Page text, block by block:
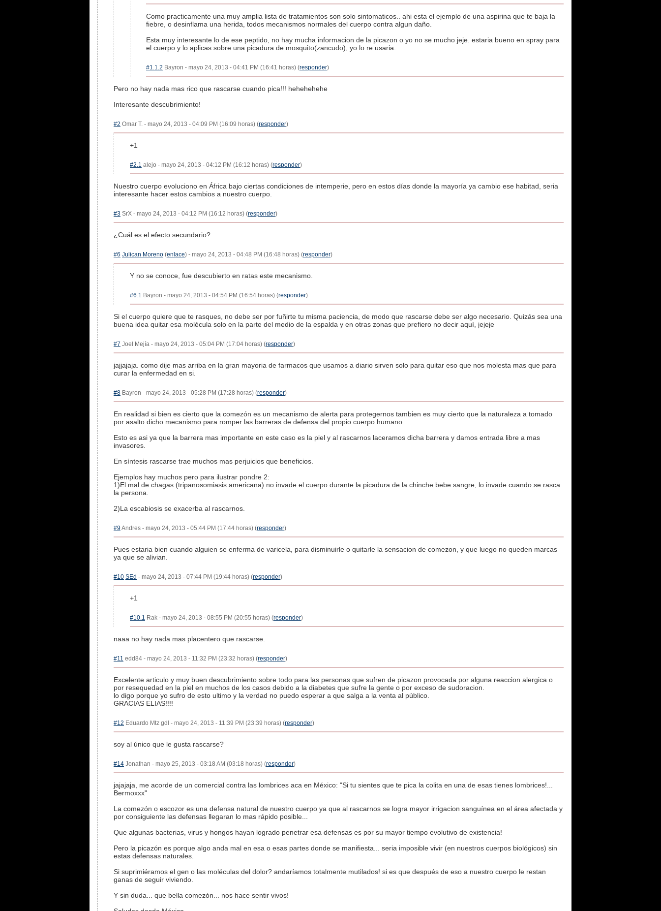
Como practicamente una muy amplia lista de tratamientos son solo sintomaticos.. ahi esta el ejemplo de una aspirina que te baja la
fiebre, o desinflama una herida, todos mecanismos normales del cuerpo contra algun daño.
Esta muy interesante lo de ese peptido, no hay mucha informacion de la picazon o yo no se mucho jeje. estaria bueno en spray para
el cuerpo y lo aplicas sobre una picadura de mosquito(zancudo), yo lo re usaria.
#1.1.2 Bayron - mayo 24, 2013 - 04:41 PM (16:41 horas) (responder)
Pero no hay nada mas rico que rascarse cuando pica!!! hehehehehe
Interesante descubrimiento!
#2 Omar T. - mayo 24, 2013 - 04:09 PM (16:09 horas) (responder)
+1
#2.1 alejo - mayo 24, 2013 - 04:12 PM (16:12 horas) (responder)
Nuestro cuerpo evoluciono en África bajo ciertas condiciones de intemperie, pero en estos días donde la mayoría ya cambio ese habitad, seria
interesante hacer estos cambios a nuestro cuerpo.
#3 SrX - mayo 24, 2013 - 04:12 PM (16:12 horas) (responder)
¿Cuál es el efecto secundario?
#6 Julican Moreno (enlace) - mayo 24, 2013 - 04:48 PM (16:48 horas) (responder)
Y no se conoce, fue descubierto en ratas este mecanismo.
#6.1 Bayron - mayo 24, 2013 - 04:54 PM (16:54 horas) (responder)
Si el cuerpo quiere que te rasques, no debe ser por fuñirte tu misma paciencia, de modo que rascarse debe ser algo necesario. Quizás sea una
buena idea quitar esa molécula solo en la parte del medio de la espalda y en otras zonas que prefiero no decir aquí, jejeje
#7 Joel Mejía - mayo 24, 2013 - 05:04 PM (17:04 horas) (responder)
jajjajaja. como dije mas arriba en la gran mayoria de farmacos que usamos a diario sirven solo para quitar eso que nos molesta mas que para
curar la enfermedad en si.
#8 Bayron - mayo 24, 2013 - 05:28 PM (17:28 horas) (responder)
En realidad si bien es cierto que la comezón es un mecanismo de alerta para protegernos tambien es muy cierto que la naturaleza a tomado
por asalto dicho mecanismo para romper las barreras de defensa del propio cuerpo humano.
Esto es asi ya que la barrera mas importante en este caso es la piel y al rascarnos laceramos dicha barrera y damos entrada libre a mas
invasores.
En síntesis rascarse trae muchos mas perjuicios que beneficios.
Ejemplos hay muchos pero para ilustrar pondre 2:
1)El mal de chagas (tripanosomiasis americana) no invade el cuerpo durante la picadura de la chinche bebe sangre, lo invade cuando se rasca
la persona.
2)La escabiosis se exacerba al rascarnos.
#9Andres - mayo 24, 2013 - 05:44 PM (17:44 horas) (responder)
Pues estaria bien cuando alguien se enferma de varicela, para disminuirle o quitarle la sensacion de comezon, y que luego no queden marcas
ya que se alivian.
#10 SEd - mayo 24, 2013 - 07:44 PM (19:44 horas) (responder)
+1
#10.1 Rak - mayo 24, 2013 - 08:55 PM (20:55 horas) (responder)
naaa no hay nada mas placentero que rascarse.
#11 edd84 - mayo 24, 2013 - 11:32 PM (23:32 horas) (responder)
Excelente articulo y muy buen descubrimiento sobre todo para las personas que sufren de picazon provocada por alguna reaccion alergica o
por resequedad en la piel en muchos de los casos debido a la diabetes que sufre la gente o por exceso de sudoracion.
lo digo porque yo sufro de esto ultimo y la verdad no puedo esperar a que salga a la venta al público.
GRACIAS ELIAS!!!!
#12 Eduardo Mtz gdl - mayo 24, 2013 - 11:39 PM (23:39 horas) (responder)
soy al único que le gusta rascarse?
#14 Jonathan - mayo 25, 2013 - 03:18 AM (03:18 horas) (responder)
jajajaja, me acorde de un comercial contra las lombrices aca en México: "Si tu sientes que te pica la colita en una de esas tienes lombrices!...
Bermoxxx"
La comezón o escozor es una defensa natural de nuestro cuerpo ya que al rascarnos se logra mayor irrigacion sanguínea en el área afectada y
por consiguiente las defensas llegaran lo mas rápido posible...
Que algunas bacterias, virus y hongos hayan logrado penetrar esa defensas es por su mayor tiempo evolutivo de existencia!
Pero la picazón es porque algo anda mal en esa o esas partes donde se manifiesta... seria imposible vivir (en nuestros cuerpos biológicos) sin
estas defensas naturales.
Si suprimiéramos el gen o las moléculas del dolor? andaríamos totalmente mutilados! si es que después de eso a nuestro cuerpo le restan
ganas de seguir viviendo.
Y sin duda... que bella comezón... nos hace sentir vivos!